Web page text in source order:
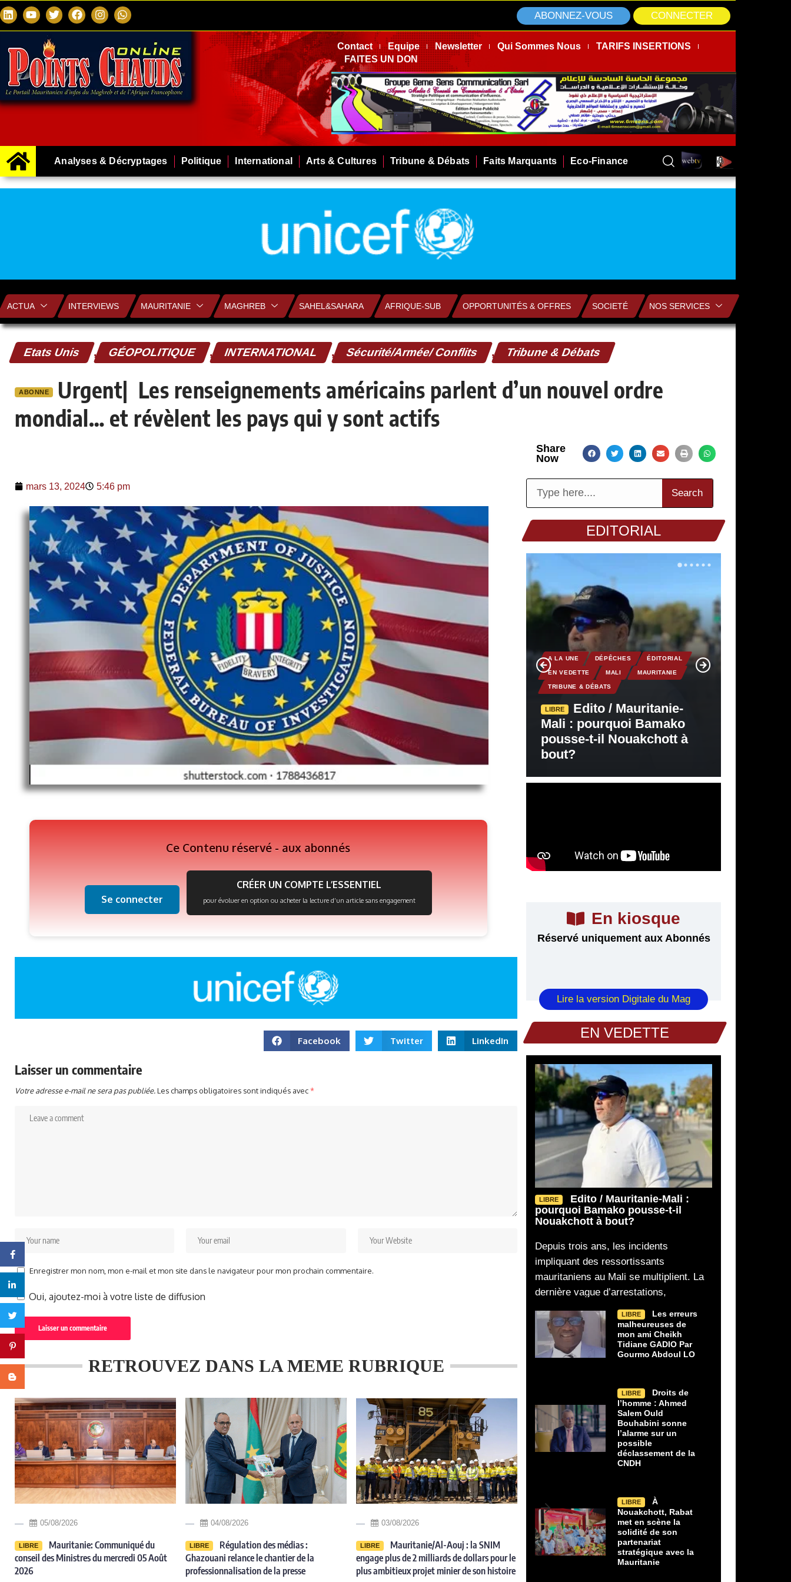
ABONNEZ-VOUS CONNECTER
Contact Equipe Newsletter Qui Sommes Nous
TARIFS INSERTIONS
FAITES UN DON
Analyses & Décryptages Politique International Arts & Cultures Tribune & Débats Faits Marquants Eco-Finance
ACTUA INTERVIEWS MAURITANIE MAGHREB SAHEL&SAHARA AFRIQUE-SUB OPPORTUNITÉS & OFFRES SOCIETÉ NOS SERVICES
Etats Unis , GÉOPOLITIQUE , INTERNATIONAL , Sécurité/Armée/ Conflits , Tribune & Débats
ABONNE
Urgent| Les renseignements américains parlent d’un nouvel ordre
mondial… et révèlent les pays qui y sont actifs
Share
Now
mars 13, 2024 5:46 pm
Twitter
Ce Contenu réservé - aux abonnés
Se connecter
CRÉER UN COMPTE L’ESSENTIEL
pour évoluer en option ou acheter la lecture d’un article sans engagement
Facebook Twitter LinkedIn
Laisser un commentaire
Votre adresse e-mail ne sera pas publiée.Les champs obligatoires sont indiqués avec*
Enregistrer mon nom, mon e-mail et mon site dans le navigateur pour mon prochain commentaire.
Oui, ajoutez-moi à votre liste de diffusion
RETROUVEZ DANS LA MEME RUBRIQUE
05/08/2026
LIBRE
Mauritanie: Communiqué du
conseil des Ministres du mercredi 05 Août
2026
04/08/2026
LIBRE
Régulation des médias :
Ghazouani relance le chantier de la
professionnalisation de la presse
03/08/2026
LIBRE
Mauritanie/Al-Aouj : la SNIM
engage plus de 2 milliards de dollars pour le
plus ambitieux projet minier de son histoire
02/08/2026
LIBRE
Les erreurs malheureuses de mon
ami Cheikh Tidiane GADIO Par Gourmo
Search
EDITORIAL
A LA UNE DÉPÊCHES ÉDITORIAL
EN VEDETTE MALI MAURITANIE
TRIBUNE & DÉBATS
LIBRE
Edito / Mauritanie-
Mali : pourquoi Bamako
pousse-t-il Nouakchott à
bout?
En kiosque
Réservé uniquement aux Abonnés
Lire la version Digitale du Mag
EN VEDETTE
LIBRE
Edito / Mauritanie-Mali :
pourquoi Bamako pousse-t-il
Nouakchott à bout?
Depuis trois ans, les incidents
impliquant des ressortissants
mauritaniens au Mali se multiplient. La
dernière vague d’arrestations,
LIBRE
Les erreurs
malheureuses de
mon ami Cheikh
Tidiane GADIO Par
Gourmo Abdoul LO
LIBRE
Droits de
l’homme : Ahmed
Salem Ould
Bouhabini sonne
l’alarme sur un
possible
déclassement de la
CNDH
LIBRE
À
Nouakchott, Rabat
met en scène la
solidité de son
partenariat
stratégique avec la
Mauritanie